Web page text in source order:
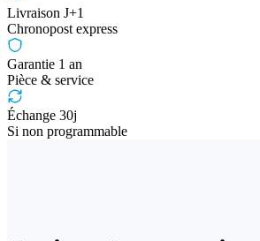
Livraison J+1
Chronopost express
Garantie 1 an
Pièce & service
Échange 30j
Si non programmable